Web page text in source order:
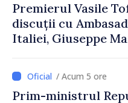
Premierul Vasile
discuții cu
Italiei, Giuseppe
/ Acum 5 ore
Prim-ministrul